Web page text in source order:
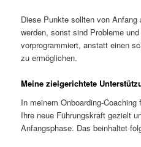
Diese Punkte sollten von
werden, sonst sind Probleme
vorprogrammiert, anstatt einen
zu ermöglichen.
Meine zielgerichtete
In meinem Onboarding-
Ihre neue Führungskraft gezielt
Anfangsphase. Das beinhaltet